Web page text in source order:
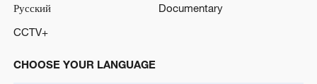
Русский
Documentary
CCTV+
CHOOSE YOUR LANGUAGE